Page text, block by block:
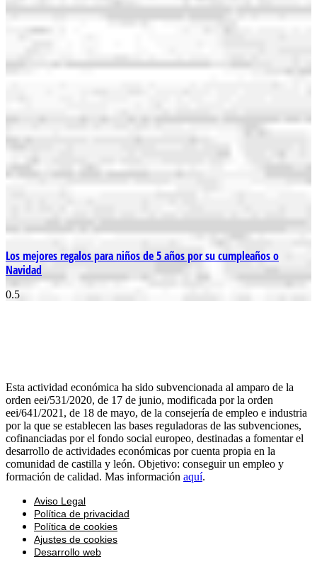
Los mejores regalos para niños de 5 años por su cumpleaños o
Navidad
Esta actividad económica ha sido subvencionada al amparo de la
orden eei/531/2020, de 17 de junio, modificada por la orden
eei/641/2021, de 18 de mayo, de la consejería de empleo e industria
por la que se establecen las bases reguladoras de las subvenciones,
cofinanciadas por el fondo social europeo, destinadas a fomentar el
desarrollo de actividades económicas por cuenta propia en la
comunidad de castilla y león. Objetivo: conseguir un empleo y
formación de calidad. Mas información aquí.
Aviso Legal
Política de privacidad
Política de cookies
Ajustes de cookies
Desarrollo web